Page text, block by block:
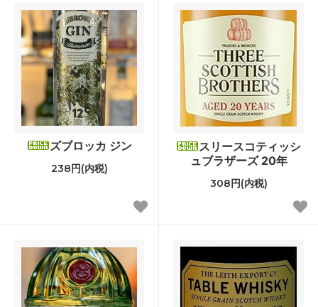
ズブロッカ ジン
238円(内税)
スリースコティッシ
ュブラザーズ 20年
308円(内税)